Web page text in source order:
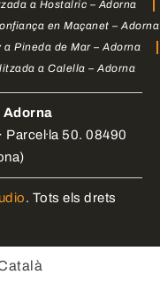
a Hostalric – Adorna
en Maçanet – Adorna
Pineda de Mar – Adorna
a Calella – Adorna
Adorna
Parcel·la 50. 08490
. Tots els drets